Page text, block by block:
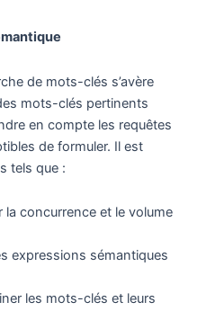
de mots-clés s’avère
mots-clés pertinents
en compte les requêtes
de formuler. Il est
tels que :
concurrence et le volume
expressions sémantiques
les mots-clés et leurs